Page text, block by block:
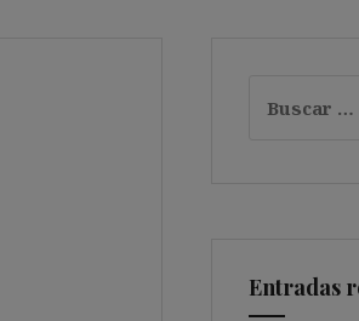
Entradas